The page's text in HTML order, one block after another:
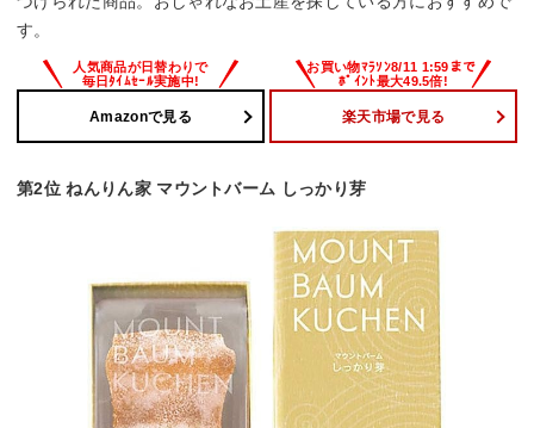
す。
Amazonで見る 楽天市場で見る
第2位 ねんりん家 マウントバーム しっかり芽